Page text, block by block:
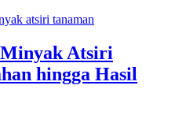
Atsiri
hingga Hasil